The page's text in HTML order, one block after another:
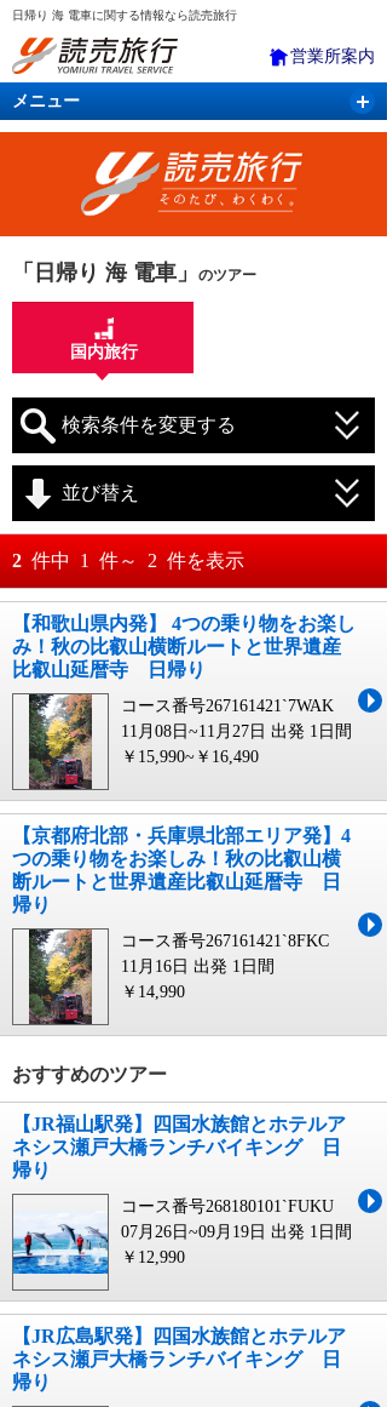
日帰り 海 電車に関する情報なら読売旅行
営業所案内
メニュー
国内旅行 バスツアー 海外旅行
「日帰り 海 電車」 のツアー
国内旅行
検索条件を変更する
月 日～
月
並び替え
おすすめ順
料金が安い順
料金が高い順
2 件中 1 件～ 2 件を表示
【和歌山県内発】 4つの乗り物をお楽し
み！秋の比叡山横断ルートと世界遺産
比叡山延暦寺 日帰り
コース番号267161421`7WAK
11月08日~11月27日 出発 1日間
￥15,990~￥16,490
【京都府北部・兵庫県北部エリア発】4
つの乗り物をお楽しみ！秋の比叡山横
断ルートと世界遺産比叡山延暦寺 日
帰り
コース番号267161421`8FKC
11月16日 出発 1日間
￥14,990
おすすめのツアー
【JR福山駅発】四国水族館とホテルア
ネシス瀬戸大橋ランチバイキング 日
帰り
コース番号268180101`FUKU
07月26日~09月19日 出発 1日間
￥12,990
【JR広島駅発】四国水族館とホテルア
ネシス瀬戸大橋ランチバイキング 日
帰り